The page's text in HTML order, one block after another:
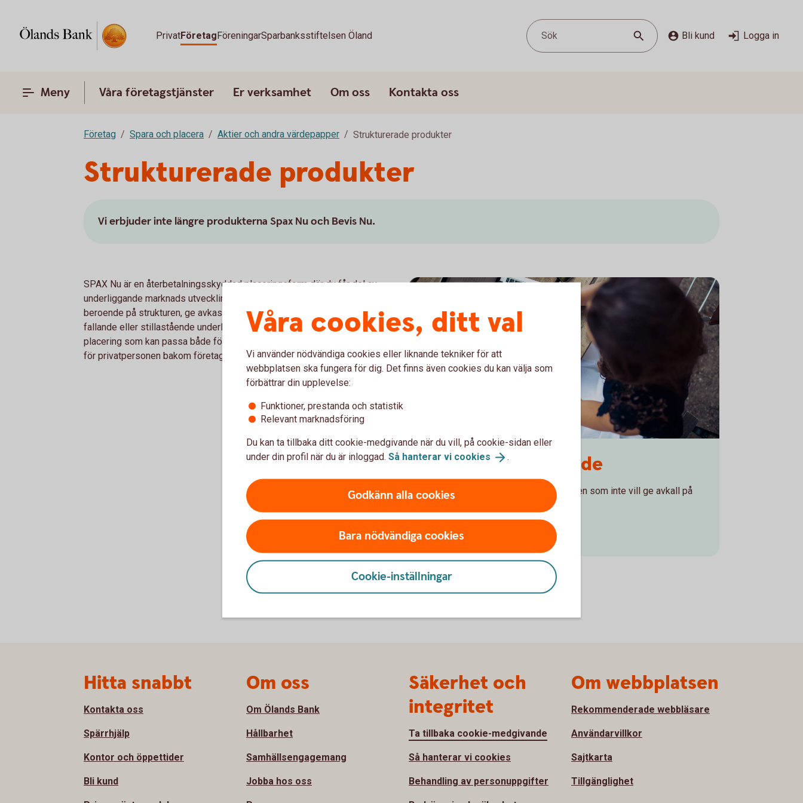
PrivatFöretagFöreningarSparbanksstiftelsen Öland Sök Bli kund Logga in
Meny Våra företagstjänster Er verksamhet Om oss Kontakta oss
Företag Spara och placera Aktier och andra värdepapper Strukturerade produkter
Strukturerade produkter
Vi erbjuder inte längre produkterna Spax Nu och Bevis Nu.
SPAX Nu är en återbetalningsskyddad placeringsform där du får del av
underliggande marknads utveckling till en begränsad risk. Bevis Nu kan,
beroende på strukturen, ge avkastningspotential både vid stigande,
fallande eller stillastående underliggande marknad. Egenskaper för en
placering som kan passa både företaget, inom pensionssparandet eller
för privatpersonen bakom företaget.
486125780
Blogg Strukturerade
Bloggen för den försiktige investeraren som inte vill ge avkall på
Blogg Strukturerade produkter
Våra cookies, ditt val
Vi använder nödvändiga cookies eller liknande tekniker för att
webbplatsen ska fungera för dig. Det finns även cookies du kan välja som
förbättrar din upplevelse:
Funktioner, prestanda och statistik
Relevant marknadsföring
Du kan ta tillbaka ditt cookie-medgivande när du vill, på cookie-sidan eller
under din profil när du är inloggad. Så hanterar vi cookies .
Godkänn alla cookies
Bara nödvändiga cookies
Cookie-inställningar
Hitta snabbt
Kontakta oss
Spärrhjälp
Kontor och öppettider
Bli kund
Om oss
Om Ölands Bank
Hållbarhet
Samhällsengagemang
Jobba hos oss
Säkerhet och
integritet
Ta tillbaka cookie-medgivande
Så hanterar vi cookies
Behandling av personuppgifter
Om webbplatsen
Rekommenderade webbläsare
Användarvillkor
Sajtkarta
Tillgänglighet